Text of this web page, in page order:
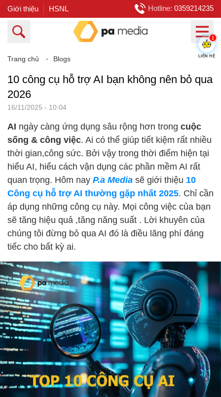
Giới thiệu HSNL Hotline: 0359214235
Trang chủ ⁃ Blogs
10 công cụ hỗ trợ AI bạn không nên bỏ qua
2026
16/11/2025 - 10:04
AI ngày càng ứng dụng sâu rộng hơn trong cuộc
sống & công việc. Ai có thể giúp tiết kiệm rất nhiều
thời gian,công sức. Bởi vậy trong thời điểm hiện tại
hiểu AI, hiểu cách vận dụng các phần mềm AI rất
quan trọng. Hôm nay P.a Media sẽ giới thiệu 10
Công cụ hỗ trợ AI thường gặp nhất 2025. Chỉ cần
áp dụng những công cụ này. Mọi công việc của bạn
sẽ tăng hiệu quả ,tăng năng suất . Lời khuyên của
chúng tôi đừng bỏ qua AI đó là điều lãng phí đáng
tiếc cho bất kỳ ai.
1
LIÊN HỆ